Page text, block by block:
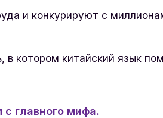
и конкурируют с
котором китайский язык
с главного мифа.